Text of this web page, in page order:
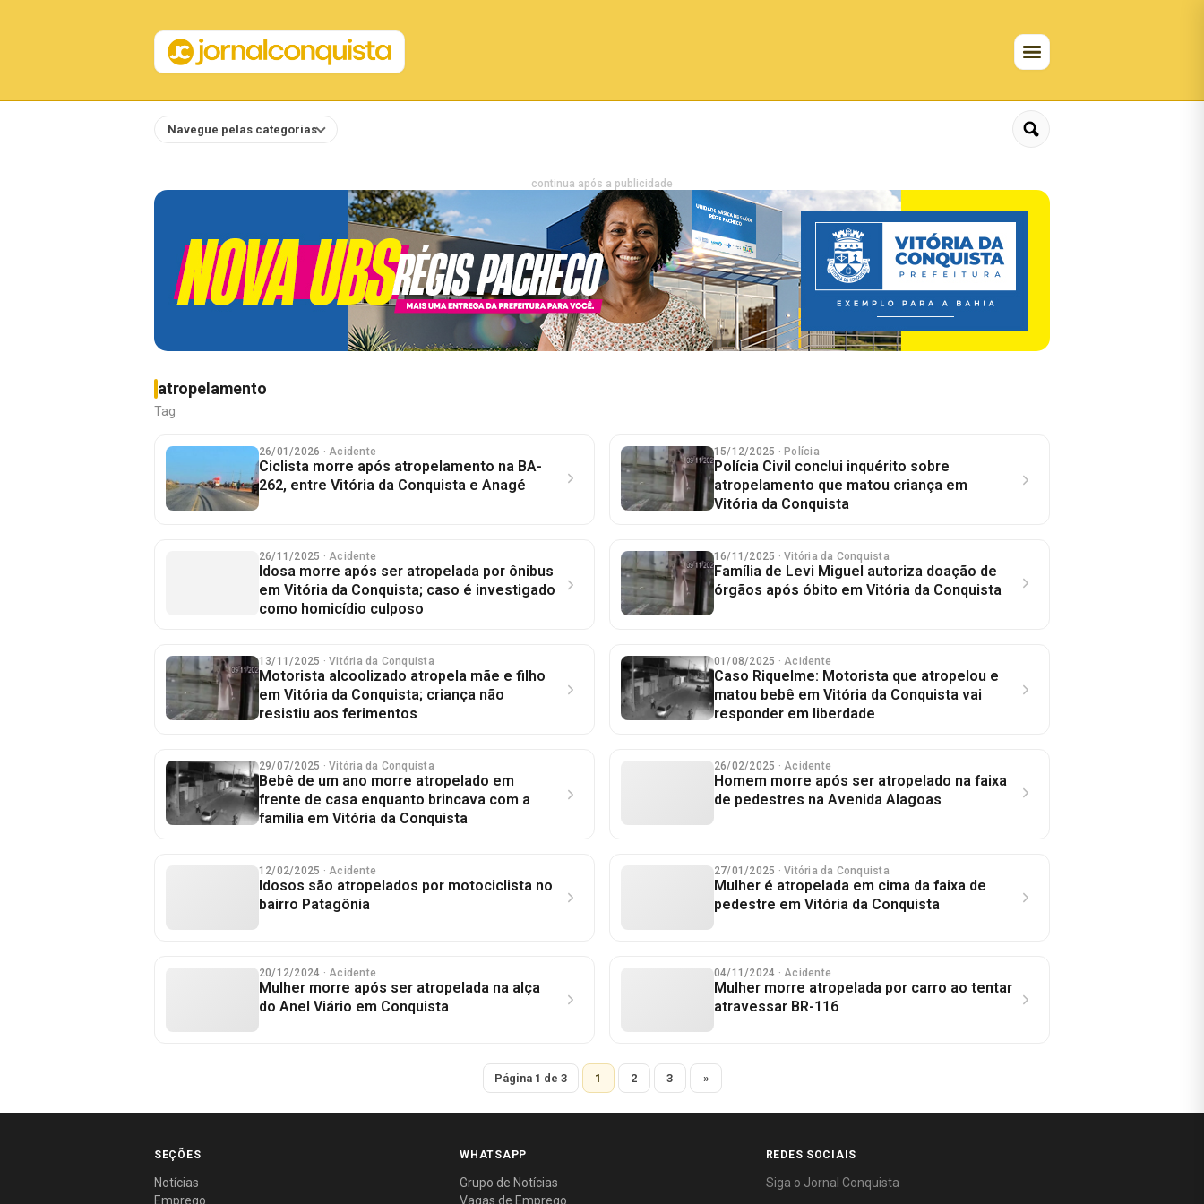
Navegue pelas categorias
continua após a publicidade
atropelamento
Tag
26/01/2026 · Acidente
Ciclista morre após atropelamento na BA-
262, entre Vitória da Conquista e Anagé
15/12/2025 · Polícia
Polícia Civil conclui inquérito sobre
atropelamento que matou criança em
Vitória da Conquista
26/11/2025 · Acidente
Idosa morre após ser atropelada por ônibus
em Vitória da Conquista; caso é investigado
como homicídio culposo
16/11/2025 · Vitória da Conquista
Família de Levi Miguel autoriza doação de
órgãos após óbito em Vitória da Conquista
13/11/2025 · Vitória da Conquista
Motorista alcoolizado atropela mãe e filho
em Vitória da Conquista; criança não
resistiu aos ferimentos
01/08/2025 · Acidente
Caso Riquelme: Motorista que atropelou e
matou bebê em Vitória da Conquista vai
responder em liberdade
29/07/2025 · Vitória da Conquista
Bebê de um ano morre atropelado em
frente de casa enquanto brincava com a
família em Vitória da Conquista
26/02/2025 · Acidente
Homem morre após ser atropelado na faixa
de pedestres na Avenida Alagoas
12/02/2025 · Acidente
Idosos são atropelados por motociclista no
bairro Patagônia
27/01/2025 · Vitória da Conquista
Mulher é atropelada em cima da faixa de
pedestre em Vitória da Conquista
20/12/2024 · Acidente
Mulher morre após ser atropelada na alça
do Anel Viário em Conquista
04/11/2024 · Acidente
Mulher morre atropelada por carro ao tentar
atravessar BR-116
Página 1 de 3 1 2 3 »
SEÇÕES
Notícias
Emprego
WHATSAPP
Grupo de Notícias
Vagas de Emprego
REDES SOCIAIS
Siga o Jornal Conquista